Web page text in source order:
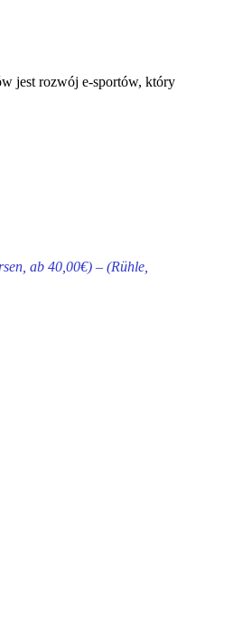
jest rozwój e-sportów, który
ab 40,00€) – (Rühle,